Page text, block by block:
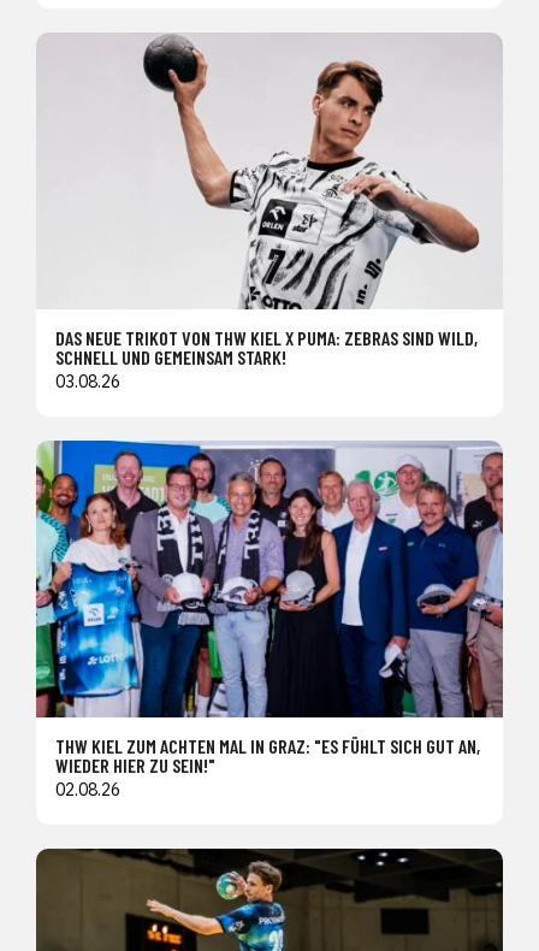
DAS NEUE TRIKOT VON THW KIEL X PUMA: ZEBRAS SIND WILD,
SCHNELL UND GEMEINSAM STARK!
03.08.26
THW KIEL ZUM ACHTEN MAL IN GRAZ: "ES FÜHLT SICH GUT AN,
WIEDER HIER ZU SEIN!"
02.08.26